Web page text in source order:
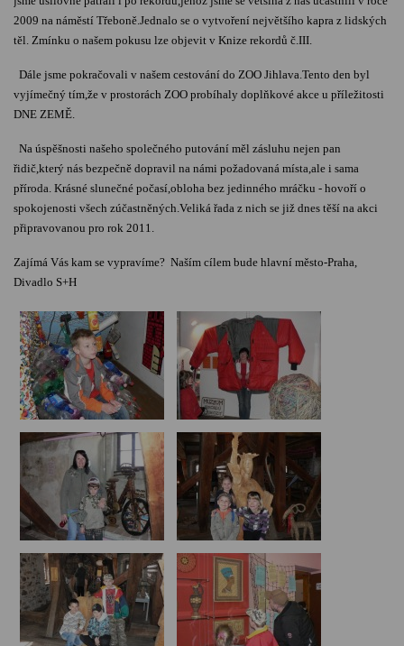
2009 na náměstí Třeboně.Jednalo se o vytvoření největšího kapra z lidských
těl. Zmínku o našem pokusu lze objevit v Knize rekordů č.III.
Dále jsme pokračovali v našem cestování do ZOO Jihlava.Tento den byl
vyjímečný tím,že v prostorách ZOO probíhaly doplňkové akce u příležitosti
DNE ZEMĚ.
Na úspěšnosti našeho společného putování měl zásluhu nejen pan
řidič,který nás bezpečně dopravil na námi požadovaná místa,ale i sama
příroda. Krásné slunečné počasí,obloha bez jedinného mráčku - hovoří o
spokojenosti všech zúčastněných.Veliká řada z nich se již dnes těší na akci
připravovanou pro rok 2011.
Zajímá Vás kam se vypravíme? Naším cílem bude hlavní město-Praha,
Divadlo S+H